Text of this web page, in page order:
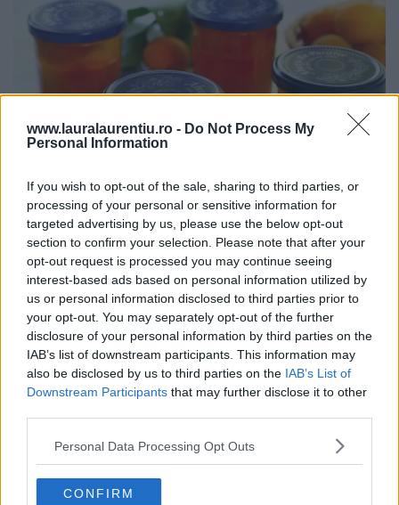
www.lauralaurentiu.ro - Do Not Process My
Personal Information
If you wish to opt-out of the sale, sharing to third parties, or
processing of your personal or sensitive information for
targeted advertising by us, please use the below opt-out
section to confirm your selection. Please note that after your
opt-out request is processed you may continue seeing
interest-based ads based on personal information utilized by
us or personal information disclosed to third parties prior to
your opt-out. You may separately opt-out of the further
disclosure of your personal information by third parties on the
IAB’s list of downstream participants. This information may
also be disclosed by us to third parties on the IAB’s List of
Downstream Participants that may further disclose it to other
Personal Data Processing Opt Outs
CONFIRM
Dulceață de caise întregi rețetă veche de 80 de ani – video
și text
20.07.2026
ULTIMELE ȘTIRI